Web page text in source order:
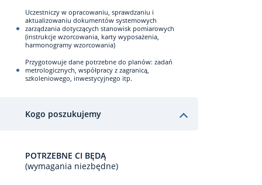
Uczestniczy w opracowaniu, sprawdzaniu i
aktualizowaniu dokumentów systemowych
zarządzania dotyczących stanowisk pomiarowych
(instrukcje wzorcowania, karty wyposażenia,
harmonogramy wzorcowania)
Przygotowuje dane potrzebne do planów: zadań
metrologicznych, współpracy z zagranicą,
szkoleniowego, inwestycyjnego itp.
Kogo poszukujemy
POTRZEBNE CI BĘDĄ
(wymagania niezbędne)